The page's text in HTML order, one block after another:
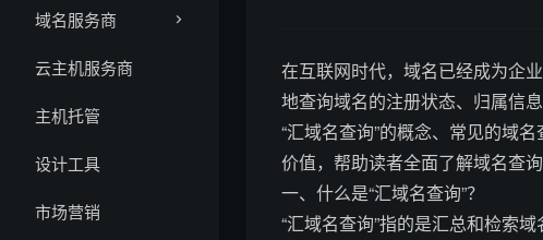
域名服务商
云主机服务商
主机托管
设计工具
市场营销
在互联网时代，域名已经成为企
地查询域名的注册状态、归属信
“汇域名查询”的概念、常见的域
价值，帮助读者全面了解域名查询
一、什么是“汇域名查询”？
“汇域名查询”指的是汇总和检索